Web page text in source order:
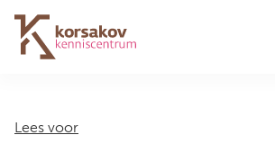
Navigation
Lees voor